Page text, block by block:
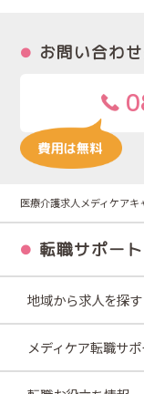
お問い合わ
医療介護求人メディケアキ
転職サポー
地域から求人を探す
メディケア転職サポ